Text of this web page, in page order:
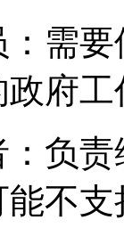
要
府
责
不